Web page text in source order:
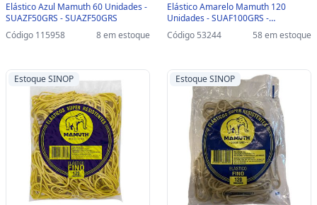
Elástico Azul Mamuth 60 Unidades -
SUAZF50GRS - SUAZF50GRS
Código 115958
8 em estoque
Elástico Amarelo Mamuth 120
Unidades - SUAF100GRS -
SUAF100GRS
Código 53244 58 em estoque
Estoque SINOP Estoque SINOP